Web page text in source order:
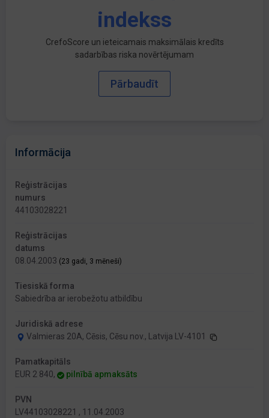
indekss
CrefoScore un ieteicamais maksimālais kredīts
sadarbības riska novērtējumam
Pārbaudīt
Informācija
Reģistrācijas
numurs
44103028221
Reģistrācijas
datums
08.04.2003 (23 gadi, 3 mēneši)
Tiesiskā forma
Sabiedrība ar ierobežotu atbildību
Juridiskā adrese
Valmieras 20A, Cēsis, Cēsu nov., Latvija LV-4101
Pamatkapitāls
EUR 2 840,
pilnībā apmaksāts
PVN
LV44103028221 , 11.04.2003